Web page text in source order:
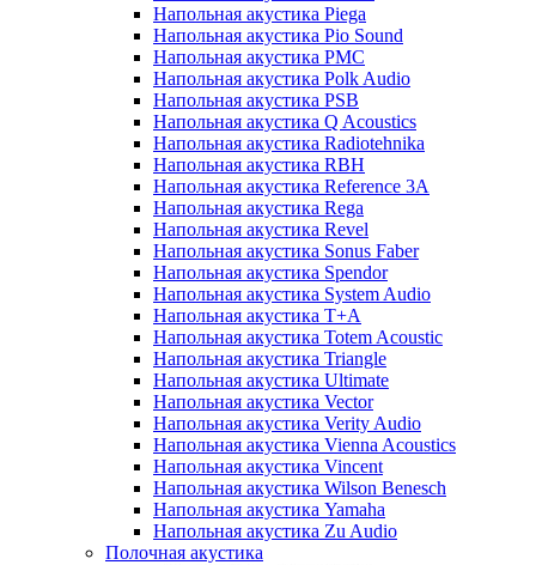
Напольная акустика Piega
Напольная акустика Pio Sound
Напольная акустика PMC
Напольная акустика Polk Audio
Напольная акустика PSB
Напольная акустика Q Acoustics
Напольная акустика Radiotehnika
Напольная акустика RBH
Напольная акустика Reference 3A
Напольная акустика Rega
Напольная акустика Revel
Напольная акустика Sonus Faber
Напольная акустика Spendor
Напольная акустика System Audio
Напольная акустика T+A
Напольная акустика Totem Acoustic
Напольная акустика Triangle
Напольная акустика Ultimate
Напольная акустика Vector
Напольная акустика Verity Audio
Напольная акустика Vienna Acoustics
Напольная акустика Vincent
Напольная акустика Wilson Benesch
Напольная акустика Yamaha
Напольная акустика Zu Audio
Полочная акустика